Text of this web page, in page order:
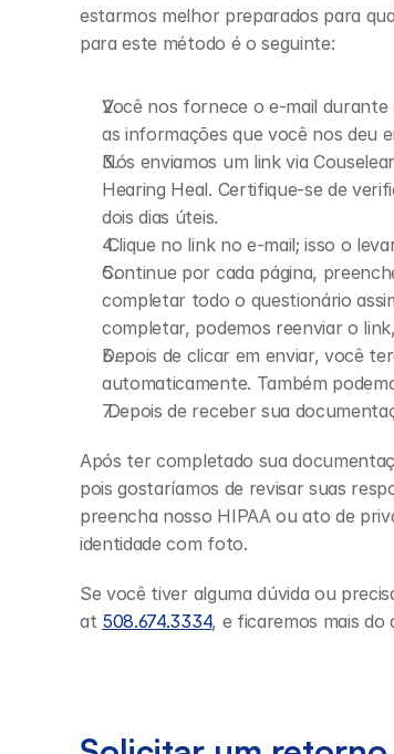
estarmos melhor preparados para
para este método é o seguinte:
Você nos fornece o e-mail durante
as informações que você nos deu
Nós enviamos um link via
Hearing Heal. Certifique-se de
dois dias úteis.
Clique no link no e-mail; isso o
Continue por cada página,
completar todo o questionário
completar, podemos reenviar o
Depois de clicar em enviar, você
automaticamente. Também
Depois de receber sua
Após ter completado sua
pois gostaríamos de revisar suas
preencha nosso HIPAA ou ato de
identidade com foto.
Se você tiver alguma dúvida ou
at 508.674.3334, e ficaremos mais do